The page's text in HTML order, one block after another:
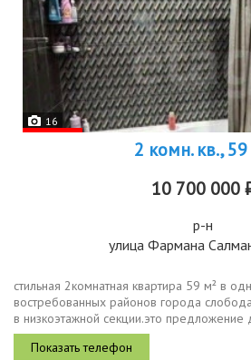
16
2 комн. кв.,
10 700 000
р-н
улица Фармана
стильная 2комнатная квартира 59 м² в
востребованных районов города
в низкоэтажной секции.это предложение
комфорт, эстетику и продуманное
в себе...